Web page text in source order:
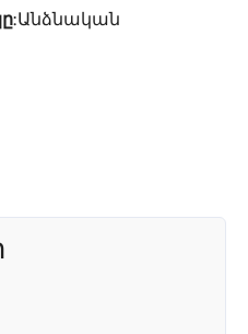
Անձնական